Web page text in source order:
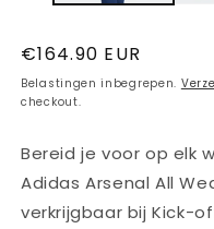
Normale
prijs
€164.90 EUR
Belastingen inbegrepen.
checkout.
Bereid je voor op elk
Adidas Arsenal All
verkrijgbaar bij Kick-